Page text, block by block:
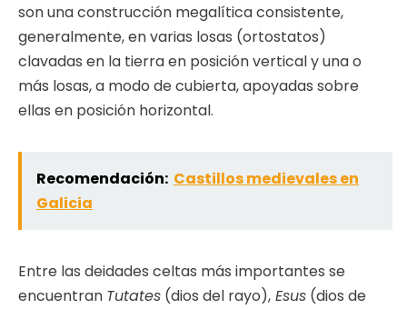
son una construcción megalítica consistente,
generalmente, en varias losas (ortostatos)
clavadas en la tierra en posición vertical y una o
más losas, a modo de cubierta, apoyadas sobre
ellas en posición horizontal.
Recomendación: Castillos medievales en
Galicia
Entre las deidades celtas más importantes se
encuentran Tutates (dios del rayo), Esus (dios de